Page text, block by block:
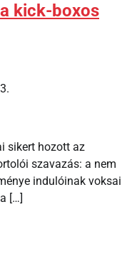
kick-boxos
sikert hozott az
szavazás: a nem
indulóinak voksai
[…]